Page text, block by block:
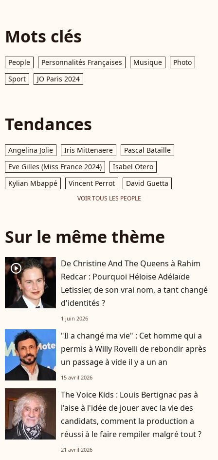
Mots clés
People Personnalités Françaises Musique
Photo
Sport
JO Paris 2024
Tendances
Angelina Jolie Iris Mittenaere
Pascal Bataille
Eve Gilles (Miss France 2024)
Isabel Otero
Kylian Mbappé
Vincent Perrot David Guetta
VOIR TOUS LES PEOPLE
Sur le même thème
player2
De Christine And The Queens à Rahim
Redcar : Pourquoi Héloïse Adélaïde
Letissier, de son vrai nom, a tant changé
d'identités ?
1 juin 2026
"Il a changé ma vie" : Cet homme qui a
permis à Willy Rovelli de rebondir après
un passage à vide il y a un an
15 avril 2026
The Voice Kids : Louis Bertignac pas à
l'aise à l'idée de jouer avec la vie des
candidats, comment la production a
réussi à le faire rempiler malgré tout ?
21 avril 2026